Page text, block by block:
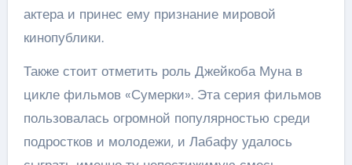
актера и принес ему признание мировой
кинопублики.
Также стоит отметить роль Джейкоба Муна в
цикле фильмов «Сумерки». Эта серия фильмов
пользовалась огромной популярностью среди
подростков и молодежи, и Лабафу удалось